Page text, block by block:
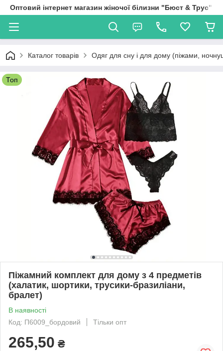
Оптовий інтернет магазин жіночої білизни "Бюст & Трус"
Каталог товарів Одяг для сну і для дому (піжами,
Топ
Піжамний комплект для дому з 4 предметів
(халатик, шортики, трусики-бразиліани,
бралет)
В наявності
Код: П6009_бордовий
Тільки опт
265,50 ₴